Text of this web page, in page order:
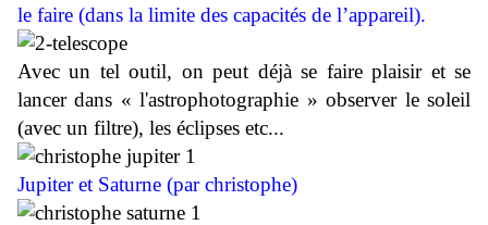
le faire (dans la limite des capacités de l’appareil).
Avec un tel outil, on peut déjà se faire plaisir et se
lancer dans « l'astrophotographie » observer le soleil
(avec un filtre), les éclipses etc...
Jupiter et Saturne (par christophe)